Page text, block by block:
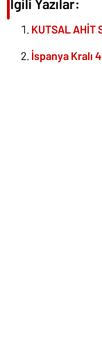
İlgili Yazılar:
KUTSAL AHİT
İspanya Kralı